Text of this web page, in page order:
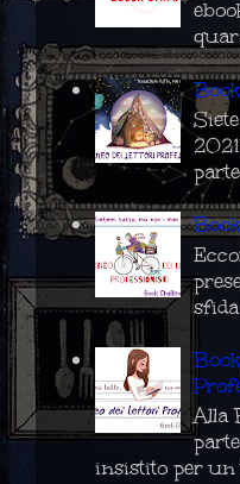
Alla
insistito per un